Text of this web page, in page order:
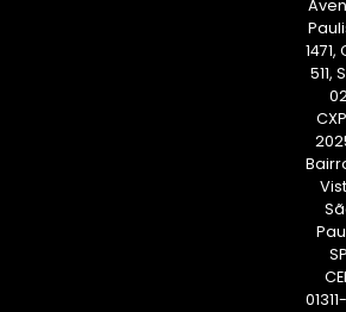
1471,
511,